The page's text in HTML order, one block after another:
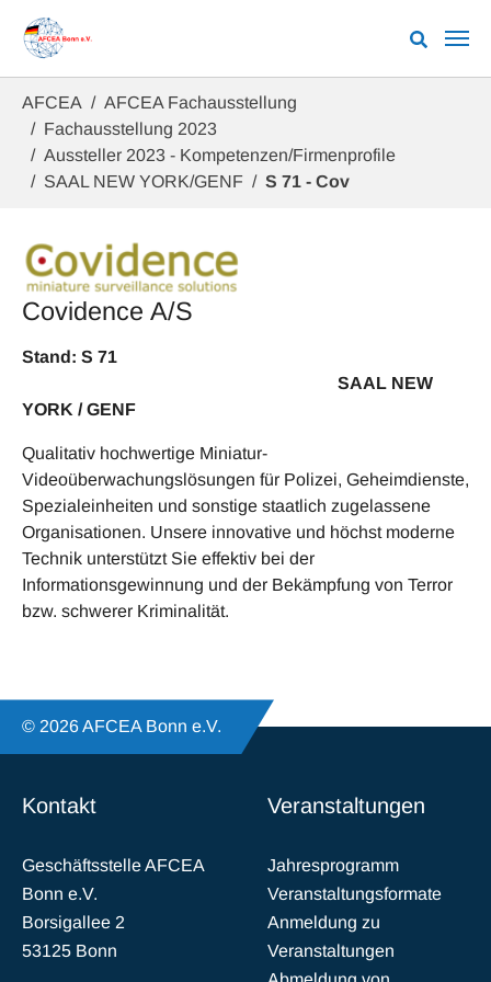
AFCEA
AFCEA Fachausstellung
Fachausstellung 2023
Aussteller 2023 - Kompetenzen/Firmenprofile
SAAL NEW YORK/GENF
S 71 - Cov
Covidence A/S
Stand: S 71
SAAL NEW
YORK / GENF
Qualitativ hochwertige Miniatur-
Videoüberwachungslösungen für Polizei, Geheimdienste,
Spezialeinheiten und sonstige staatlich zugelassene
Organisationen. Unsere innovative und höchst moderne
Technik unterstützt Sie effektiv bei der
Informationsgewinnung und der Bekämpfung von Terror
bzw. schwerer Kriminalität.
© 2026 AFCEA Bonn e.V.
Kontakt
Geschäftsstelle AFCEA
Bonn e.V.
Borsigallee 2
53125 Bonn
Veranstaltungen
Jahresprogramm
Veranstaltungsformate
Anmeldung zu
Veranstaltungen